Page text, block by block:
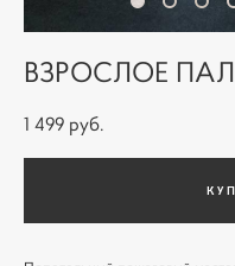
ВЗРОСЛОЕ
1 499 pуб.